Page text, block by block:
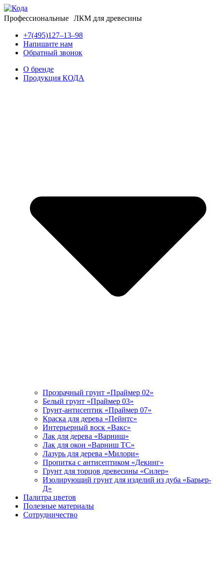
Профессиональные ЛКМ для древесины
+7(495)127–13–98
Напишите нам
Обратный звонок
О бренде
Продукция КОДА
Прозрачный грунт «Праймер 02»
Белый грунт «Праймер 03»
Грунт-антисептик «Праймер 07»
Краска для дерева «Пейнтс»
Интерьерный воск «Вакс»
Лак для дерева «Варниш»
Лак для окон «Варниш ТС»
Лазурь для дерева «Милори»
Пропитка с антисептиком «Декинг»
Грунт для торцов древесины «Силер»
Изолирующий грунт для изделий из дуба «Барьер-
Д»
Палитра цветов
Полезные материалы
Сотрудничество